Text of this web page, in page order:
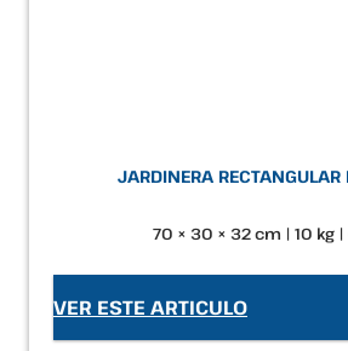
JARDINERA RECTANGULAR
70 × 30 × 32 cm | 10 kg
VER ESTE ARTICULO